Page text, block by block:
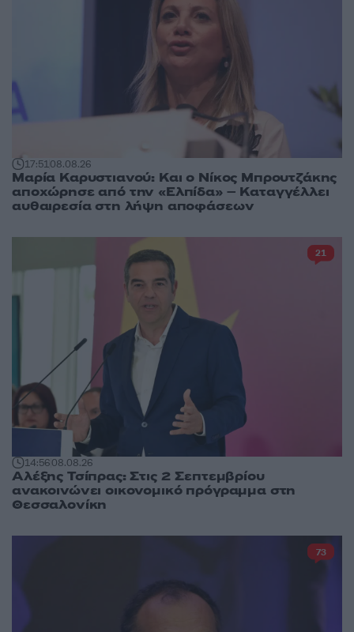
17:5108.08.26
Μαρία Καρυστιανού: Και ο Νίκος Μπρουτζάκης
αποχώρησε από την «Ελπίδα» – Καταγγέλλει
αυθαιρεσία στη λήψη αποφάσεων
14:5608.08.26
Αλέξης Τσίπρας: Στις 2 Σεπτεμβρίου
ανακοινώνει οικονομικό πρόγραμμα στη
Θεσσαλονίκη
21
73